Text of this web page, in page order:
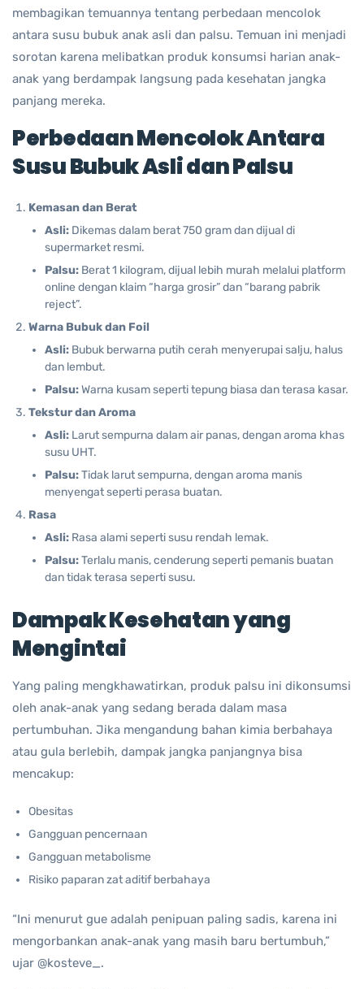
membagikan temuannya tentang perbedaan mencolok
antara susu bubuk anak asli dan palsu. Temuan ini menjadi
sorotan karena melibatkan produk konsumsi harian anak-
anak yang berdampak langsung pada kesehatan jangka
panjang mereka.
Perbedaan Mencolok Antara
Susu Bubuk Asli dan Palsu
Kemasan dan Berat
Asli: Dikemas dalam berat 750 gram dan dijual di
supermarket resmi.
Palsu: Berat 1 kilogram, dijual lebih murah melalui platform
online dengan klaim “harga grosir” dan “barang pabrik
reject”.
Warna Bubuk dan Foil
Asli: Bubuk berwarna putih cerah menyerupai salju, halus
dan lembut.
Palsu:Warna kusam seperti tepung biasa dan terasa kasar.
Tekstur dan Aroma
Asli: Larut sempurna dalam air panas, dengan aroma khas
susu UHT.
Palsu:Tidak larut sempurna, dengan aroma manis
menyengat seperti perasa buatan.
Rasa
Asli: Rasa alami seperti susu rendah lemak.
Palsu:Terlalu manis, cenderung seperti pemanis buatan
dan tidak terasa seperti susu.
Dampak Kesehatan yang
Mengintai
Yang paling mengkhawatirkan, produk palsu ini dikonsumsi
oleh anak-anak yang sedang berada dalam masa
pertumbuhan. Jika mengandung bahan kimia berbahaya
atau gula berlebih, dampak jangka panjangnya bisa
mencakup:
Obesitas
Gangguan pencernaan
Gangguan metabolisme
Risiko paparan zat aditif berbahaya
“Ini menurut gue adalah penipuan paling sadis, karena ini
mengorbankan anak-anak yang masih baru bertumbuh,”
ujar @kosteve_.